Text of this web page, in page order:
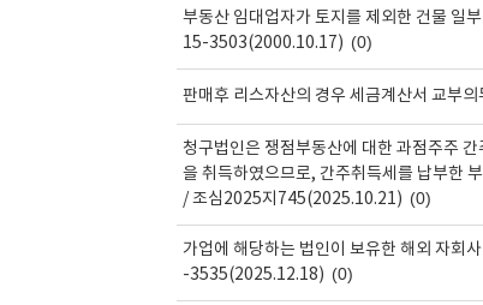
부동산 임대업자가 토지를 제외한 건물 일
15-3503(2000.10.17) (0)
판매후 리스자산의 경우 세금계산서 교부
청구법인은 쟁점부동산에 대한 과점주주
을 취득하였으므로, 간주취득세를 납부한
/ 조심2025지745(2025.10.21) (0)
가업에 해당하는 법인이 보유한 해외 자회
-3535(2025.12.18) (0)